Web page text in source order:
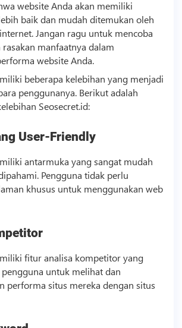
website Anda akan memiliki
baik dan mudah ditemukan oleh
Jangan ragu untuk mencoba
manfaatnya dalam
website Anda.
beberapa kelebihan yang menjadi
penggunanya. Berikut adalah
Seosecret.id:
User-Friendly
antarmuka yang sangat mudah
Pengguna tidak perlu
khusus untuk menggunakan web
fitur analisa kompetitor yang
untuk melihat dan
performa situs mereka dengan situs